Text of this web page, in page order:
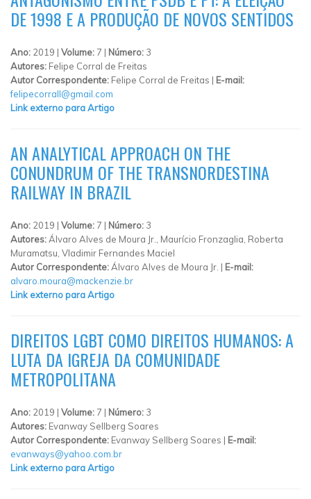
DE 1998 E A PRODUÇÃO DE NOVOS SENTIDOS
Ano: 2019 | Volume: 7 | Número: 3
Autores: Felipe Corral de Freitas
Autor Correspondente: Felipe Corral de Freitas | E-mail:
felipecorrall@gmail.com
Link externo para Artigo
AN ANALYTICAL APPROACH ON THE
CONUNDRUM OF THE TRANSNORDESTINA
RAILWAY IN BRAZIL
Ano: 2019 | Volume: 7 | Número: 3
Autores:Álvaro Alves de Moura Jr., Maurício Fronzaglia, Roberta
Muramatsu, Vladimir Fernandes Maciel
Autor Correspondente:Álvaro Alves de Moura Jr. | E-mail:
alvaro.moura@mackenzie.br
Link externo para Artigo
DIREITOS LGBT COMO DIREITOS HUMANOS: A
LUTA DA IGREJA DA COMUNIDADE
METROPOLITANA
Ano: 2019 | Volume: 7 | Número: 3
Autores: Evanway Sellberg Soares
Autor Correspondente: Evanway Sellberg Soares | E-mail:
evanways@yahoo.com.br
Link externo para Artigo